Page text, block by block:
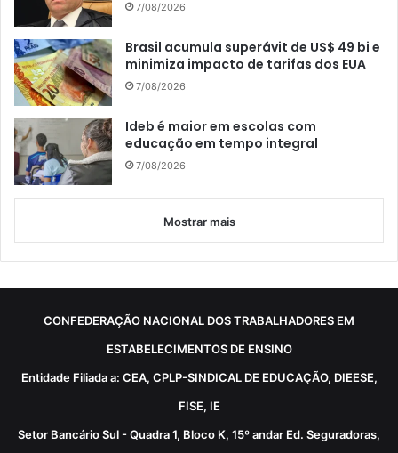
7/08/2026
Brasil acumula superávit de US$ 49 bi e
minimiza impacto de tarifas dos EUA
7/08/2026
Ideb é maior em escolas com
educação em tempo integral
7/08/2026
Mostrar mais
CONFEDERAÇÃO NACIONAL DOS TRABALHADORES EM
ESTABELECIMENTOS DE ENSINO
Entidade Filiada a: CEA, CPLP-SINDICAL DE EDUCAÇÃO, DIEESE,
FISE, IE
Setor Bancário Sul - Quadra 1, Bloco K, 15º andar Ed. Seguradoras,